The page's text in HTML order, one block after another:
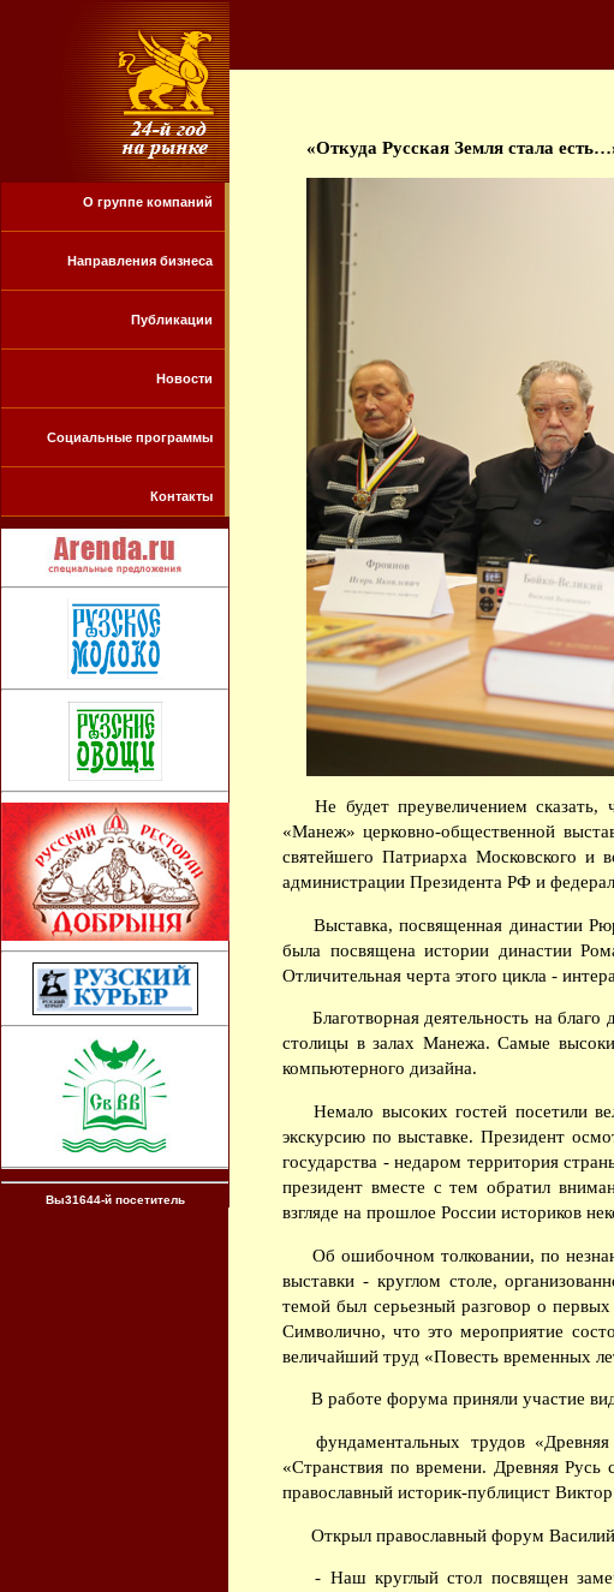
О группе компаний
Направления бизнеса
Публикации
Новости
Социальные программы
Контакты
Вы31644-й посетитель
«Откуда Русская Земля стала
Не будет преувеличением
«Манеж» церковно-общественной
святейшего Патриарха Московского и
администрации Президента РФ и
Выставка, посвященная династии
была посвящена истории династии
Отличительная черта этого цикла -
Благотворная деятельность на
столицы в залах Манежа. Самые
компьютерного дизайна.
Немало высоких гостей посетили
экскурсию по выставке. Президент
государства - недаром территория
президент вместе с тем обратил
взгляде на прошлое России историков
Об ошибочном толковании, по
выставки - круглом столе,
темой был серьезный разговор о
Символично, что это мероприятие
величайший труд «Повесть временных
В работе форума приняли участие
фундаментальных трудов
«Странствия по времени. Древняя
православный историк-публицист
Открыл православный форум Василий
- Наш круглый стол посвящен